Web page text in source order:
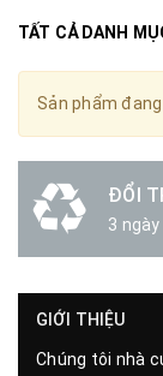
TẤT CẢ DANH
Sản phẩm
ĐỔI
3
GIỚI THIỆU
Chúng tôi nhà